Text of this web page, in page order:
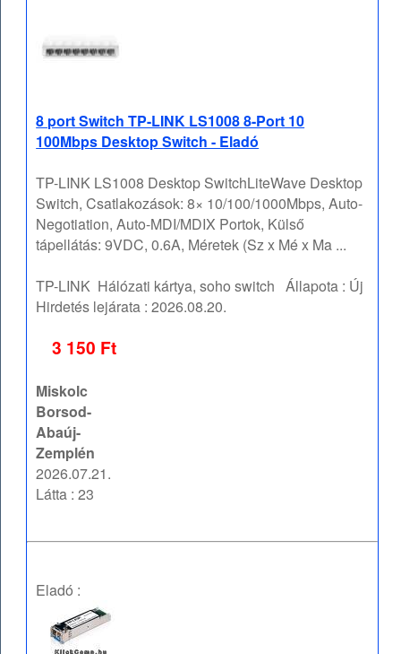
8 port Switch TP-LINK LS1008 8-Port 10
100Mbps Desktop Switch - Eladó
TP-LINK LS1008 Desktop SwitchLiteWave Desktop
Switch, Csatlakozások: 8× 10/100/1000Mbps, Auto-
Negotiation, Auto-MDI/MDIX Portok, Külső
tápellátás: 9VDC, 0.6A, Méretek (Sz x Mé x Ma ...
TP-LINK Hálózati kártya, soho switch Állapota : Új
Hirdetés lejárata :2026.08.20.
3 150 Ft
Miskolc
Borsod-
Abaúj-
Zemplén
2026.07.21.
Látta : 23
Eladó :